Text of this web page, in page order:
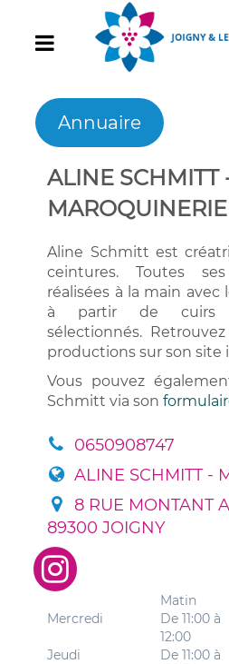
Annuaire
ALINE SCHMITT
MAROQUINERIE
Aline Schmitt est
ceintures. Toutes
réalisées à la main avec
à partir de cuirs
sélectionnés.
productions sur son site
Vous pouvez
Schmitt via son
0650908747
ALINE SCHMITT -
8 RUE MONTANT
89300 JOIGNY
Matin
Mercredi
De 11:00 à
12:00
Jeudi
De 11:00 à